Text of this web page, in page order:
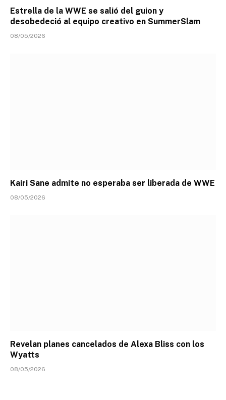
Estrella de la WWE se salió del guion y
desobedeció al equipo creativo en SummerSlam
08/05/2026
Kairi Sane admite no esperaba ser liberada de WWE
08/05/2026
Revelan planes cancelados de Alexa Bliss con los
Wyatts
08/05/2026